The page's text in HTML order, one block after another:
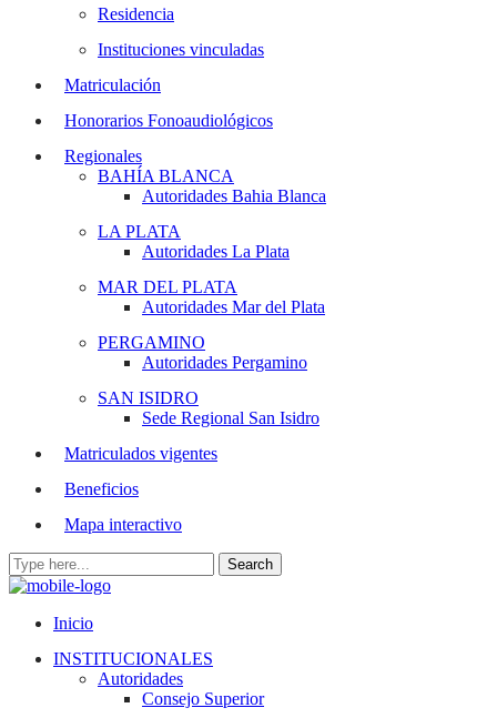
Residencia
Instituciones vinculadas
Matriculación
Honorarios Fonoaudiológicos
Regionales
BAHÍA BLANCA
Autoridades Bahia Blanca
LA PLATA
Autoridades La Plata
MAR DEL PLATA
Autoridades Mar del Plata
PERGAMINO
Autoridades Pergamino
SAN ISIDRO
Sede Regional San Isidro
Matriculados vigentes
Beneficios
Mapa interactivo
Inicio
INSTITUCIONALES
Autoridades
Consejo Superior